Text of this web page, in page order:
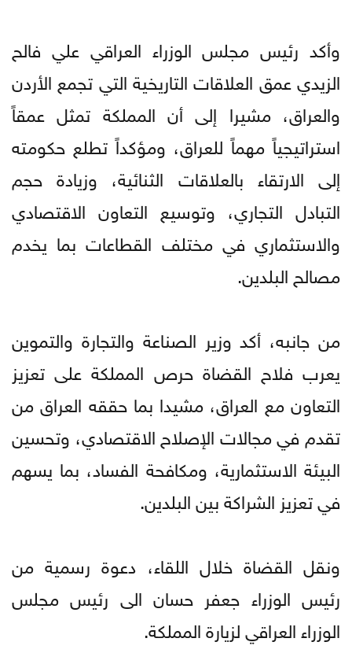
وأكد رئيس مجلس الوزراء العراقي علي فالح
الزيدي عمق العلاقات التاريخية التي تجمع الأردن
والعراق، مشيرا إلى أن المملكة تمثل عمقاً
استراتيجياً مهماً للعراق، ومؤكداً تطلع حكومته
إلى الارتقاء بالعلاقات الثنائية، وزيادة حجم
التبادل التجاري، وتوسيع التعاون الاقتصادي
والاستثماري في مختلف القطاعات بما يخدم
مصالح البلدين.
من جانبه، أكد وزير الصناعة والتجارة والتموين
يعرب فلاح القضاة حرص المملكة على تعزيز
التعاون مع العراق، مشيدا بما حققه العراق من
تقدم في مجالات الإصلاح الاقتصادي، وتحسين
البيئة الاستثمارية، ومكافحة الفساد، بما يسهم
في تعزيز الشراكة بين البلدين.
ونقل القضاة خلال اللقاء، دعوة رسمية من
رئيس الوزراء جعفر حسان الى رئيس مجلس
الوزراء العراقي لزيارة المملكة.